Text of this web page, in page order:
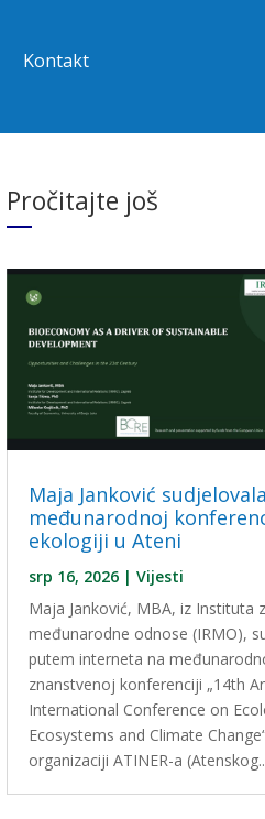
Kontakt
Pročitajte još
Maja Janković
međunarodnoj
ekologiji u Ateni
srp 16, 2026| Vijesti
Maja Janković, MBA, iz Instituta
međunarodne odnose (IRMO),
putem interneta na
znanstvenoj konferenciji „14th
International Conference on
Ecosystems and Climate
organizaciji ATINER-a